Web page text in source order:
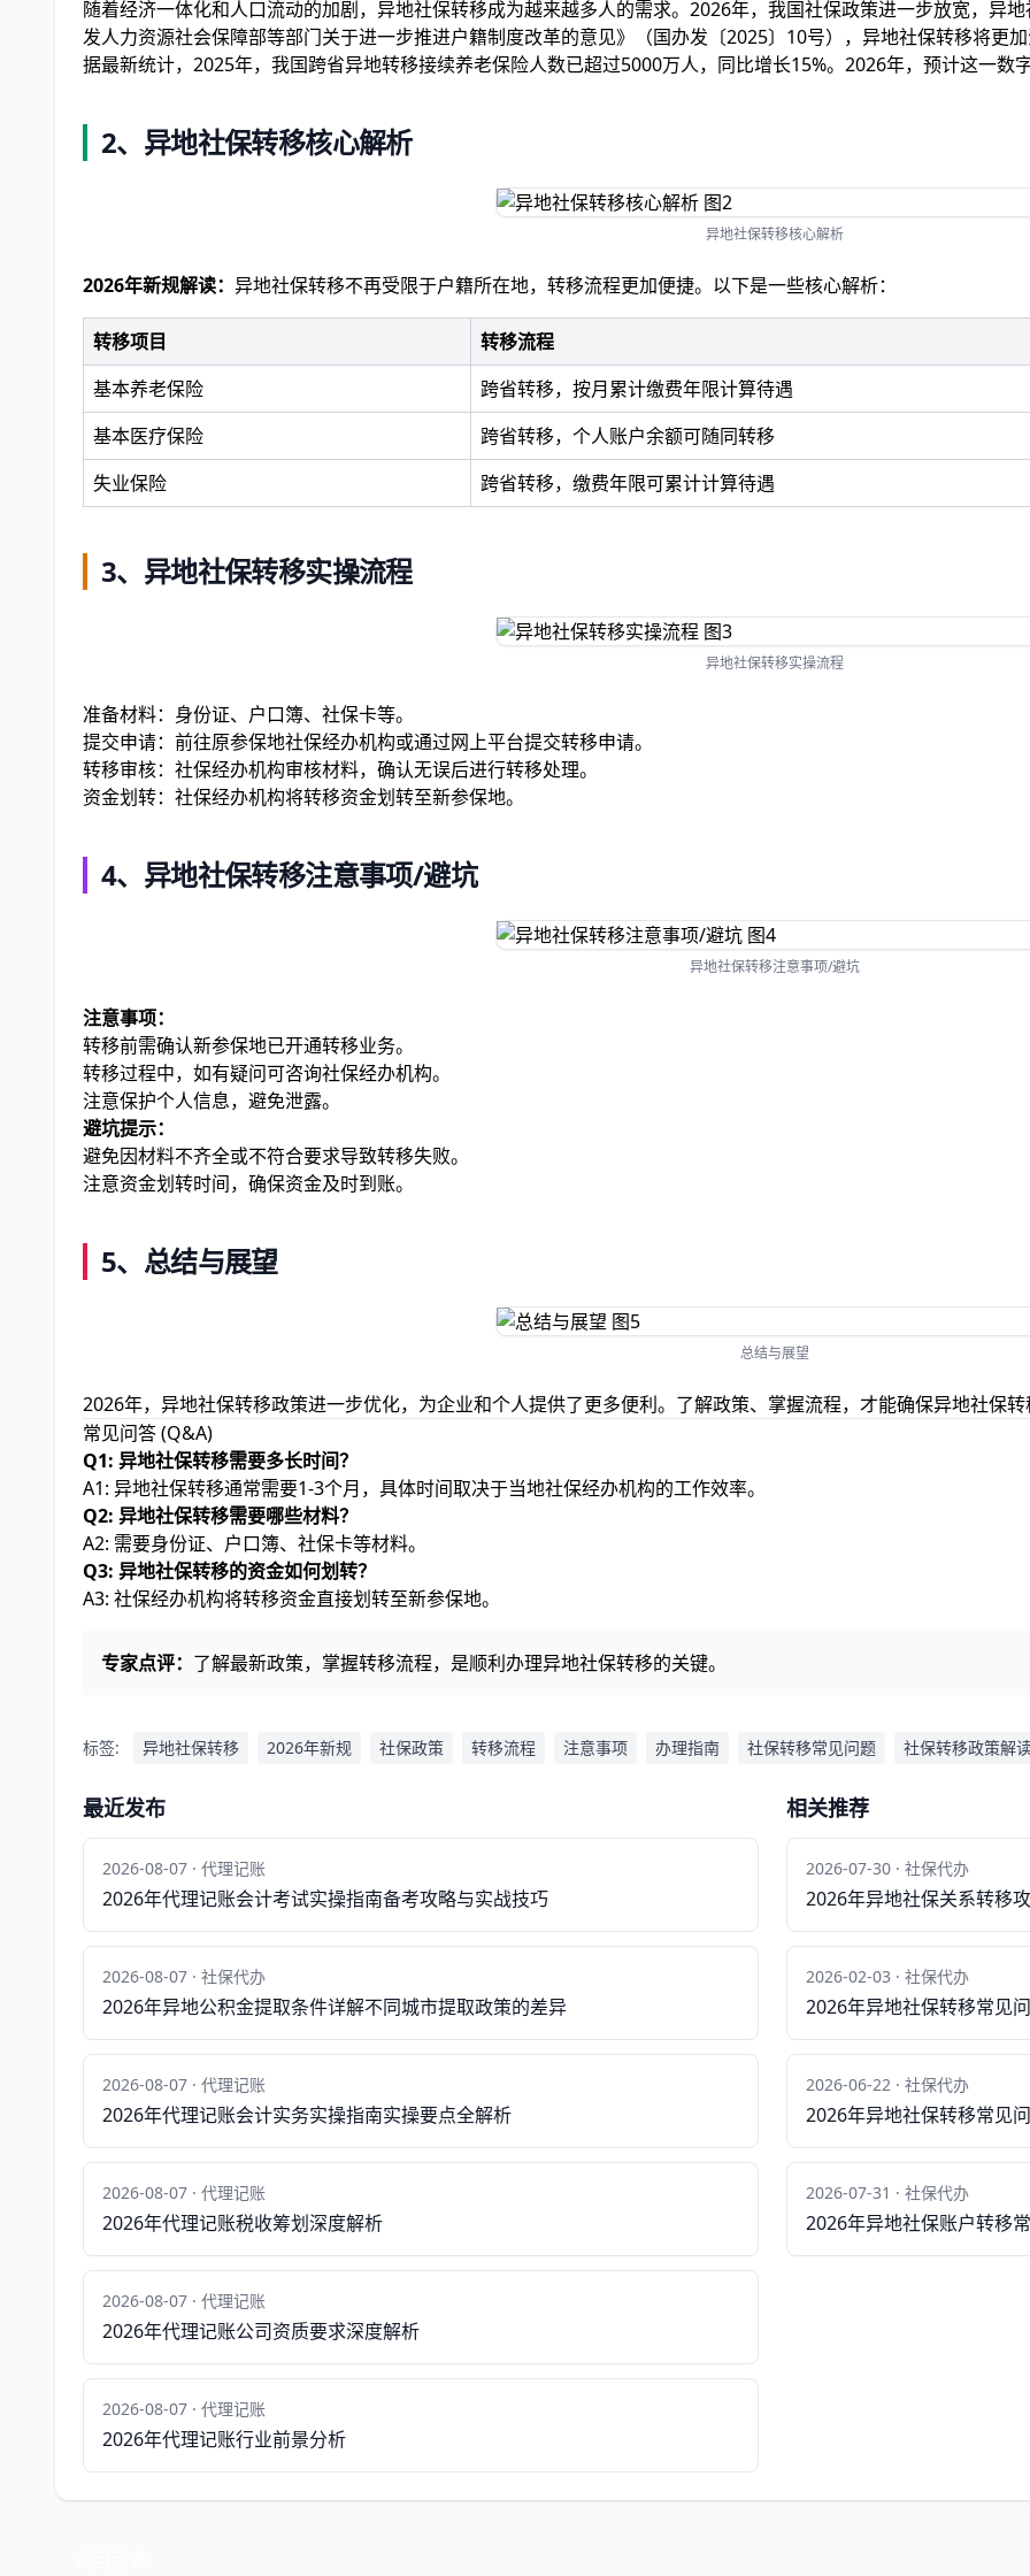
随着经济一体化和人口流动的加剧，异地社保转移成为越来越多人的需求。2026年，我国社保政策进一步放宽，异
发人力资源社会保障部等部门关于进一步推进户籍制度改革的意见》（国办发〔2025〕10号），异地社保转移将更加
据最新统计，2025年，我国跨省异地转移接续养老保险人数已超过5000万人，同比增长15%。2026年，预计这一数
2、异地社保转移核心解析
异地社保转移核心解析
2026年新规解读： 异地社保转移不再受限于户籍所在地，转移流程更加便捷。以下是一些核心解析：
转移项目
转移流程
基本养老保险
跨省转移，按月累计缴费年限计算待遇
基本医疗保险
跨省转移，个人账户余额可随同转移
失业保险
跨省转移，缴费年限可累计计算待遇
3、异地社保转移实操流程
异地社保转移实操流程
准备材料：身份证、户口簿、社保卡等。
提交申请：前往原参保地社保经办机构或通过网上平台提交转移申请。
转移审核：社保经办机构审核材料，确认无误后进行转移处理。
资金划转：社保经办机构将转移资金划转至新参保地。
4、异地社保转移注意事项/避坑
异地社保转移注意事项/避坑
注意事项：
转移前需确认新参保地已开通转移业务。
转移过程中，如有疑问可咨询社保经办机构。
注意保护个人信息，避免泄露。
避坑提示：
避免因材料不齐全或不符合要求导致转移失败。
注意资金划转时间，确保资金及时到账。
5、总结与展望
总结与展望
2026年，异地社保转移政策进一步优化，为企业和个人提供了更多便利。了解政策、掌握流程，才能确保异地社保转
常见问答 (Q&A)
Q1: 异地社保转移需要多长时间？
A1: 异地社保转移通常需要1-3个月，具体时间取决于当地社保经办机构的工作效率。
Q2: 异地社保转移需要哪些材料？
A2: 需要身份证、户口簿、社保卡等材料。
Q3: 异地社保转移的资金如何划转？
A3: 社保经办机构将转移资金直接划转至新参保地。
专家点评： 了解最新政策，掌握转移流程，是顺利办理异地社保转移的关键。
标签: 异地社保转移 2026年新规 社保政策 转移流程 注意事项 办理指南 社保转移常见问题 社保转移政策解
最近发布
2026-08-07 · 代理记账
2026年代理记账会计考试实操指南备考攻略与实战技巧
2026-08-07 · 社保代办
2026年异地公积金提取条件详解不同城市提取政策的差异
2026-08-07 · 代理记账
2026年代理记账会计实务实操指南实操要点全解析
2026-08-07 · 代理记账
2026年代理记账税收筹划深度解析
2026-08-07 · 代理记账
2026年代理记账公司资质要求深度解析
2026-08-07 · 代理记账
2026年代理记账行业前景分析
相关推荐
2026-07-30 · 社保代办
2026年异地社保关系转移
2026-02-03 · 社保代办
2026年异地社保转移常见
2026-06-22 · 社保代办
2026年异地社保转移常见
2026-07-31 · 社保代办
2026年异地社保账户转移